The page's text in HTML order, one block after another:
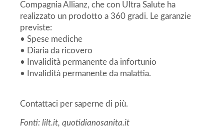
Compagnia Allianz, che con Ultra Salute ha
realizzato un prodotto a 360 gradi. Le garanzie
previste:
• Spese mediche
• Diaria da ricovero
• Invalidità permanente da infortunio
• Invalidità permanente da malattia.
Contattaci per saperne di più.
Fonti: lilt.it, quotidianosanita.it